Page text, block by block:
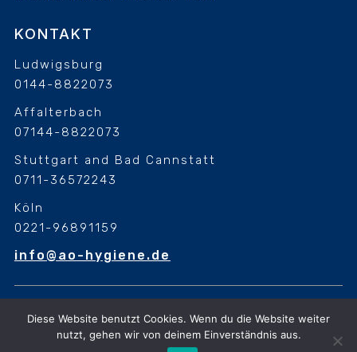
Diese Website benutzt Cookies. Wenn du die Website weiter
nutzt, gehen wir von deinem Einverständnis aus.
KONTAKT
Ludwigsburg
0144-8822073
Affalterbach
07144-8822073
Stuttgart and Bad Cannstatt
0711-36572243
Köln
0221-96891159
info@ao-hygiene.de
nutzt, gehen wir von deinem Einverständnis aus
© 2026 A.O Hygiene. All Rights Reserved. Design &